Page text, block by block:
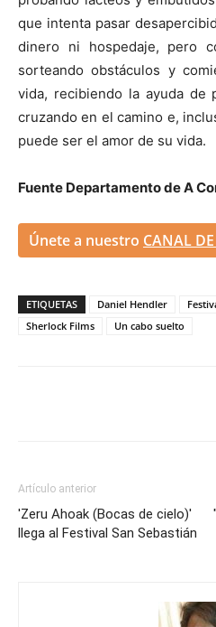
que intenta pasar
dinero ni hospedaje, pero
sorteando obstáculos y
vida, recibiendo la ayuda de
cruzando en el camino e,
puede ser el amor de su vida.
Fuente Departamento de A
Únete a nuestro CANAL
ETIQUETAS Daniel Hendler
Sherlock Films
Un cabo suelto
Artículo anterior
'Zeru Ahoak (Bocas de cielo)'
llega al Festival San Sebastián